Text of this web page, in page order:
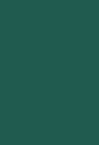
webbplats.
webbplats.